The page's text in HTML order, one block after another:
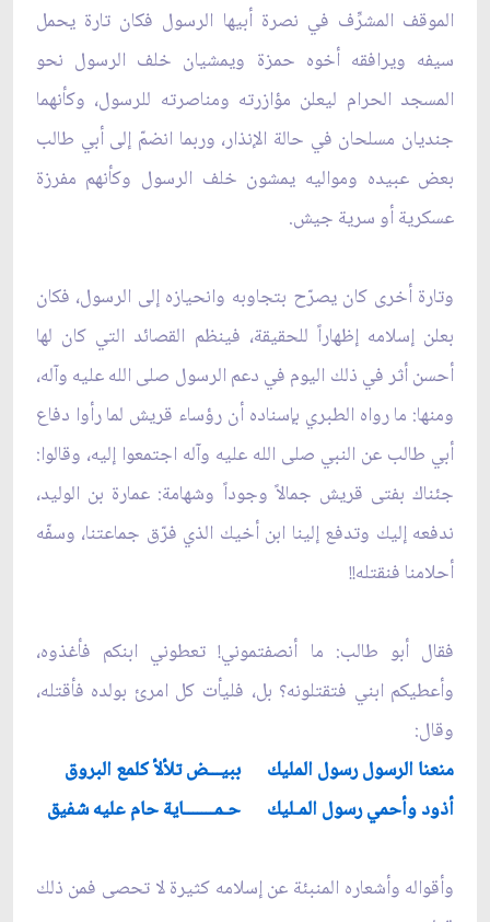
الموقف المشرِّف في نصرة أبيها الرسول فكان تارة يحمل
سيفه ويرافقه أخوه حمزة ويمشيان خلف الرسول نحو
المسجد الحرام ليعلن مؤازرته ومناصرته للرسول، وكأنهما
جنديان مسلحان في حالة الإنذار، وربما انضمّ إلى أبي طالب
بعض عبيده ومواليه يمشون خلف الرسول وكأنهم مفرزة
عسكرية أو سرية جيش.
وتارة أخرى كان يصرّح بتجاوبه وانحيازه إلى الرسول، فكان
بعلن إسلامه إظهاراً للحقيقة، فينظم القصائد التي كان لها
أحسن أثر في ذلك اليوم في دعم الرسول صلى الله عليه وآله،
ومنها: ما رواه الطبري بإسناده أن رؤساء قريش لما رأوا دفاع
أبي طالب عن النبي صلى الله عليه وآله اجتمعوا إليه، وقالوا:
جئناك بفتى قريش جمالاً وجوداً وشهامة: عمارة بن الوليد،
ندفعه إليك وتدفع إلينا ابن أخيك الذي فرّق جماعتنا، وسفّه
أحلامنا فنقتله!!
فقال أبو طالب: ما أنصفتموني! تعطوني ابنكم فأغذوه،
وأعطيكم ابني فتقتلونه؟ بل، فليأت كل امرئ بولده فأقتله،
وقال:
منعنا الرسول رسول المليك ببيـــض تلألأ كلمع البروق
أذود وأحمي رسول المـليك حـمـــــــاية حام عليه شفيق
وأقواله وأشعاره المنبئة عن إسلامه كثيرة لا تحصى فمن ذلك